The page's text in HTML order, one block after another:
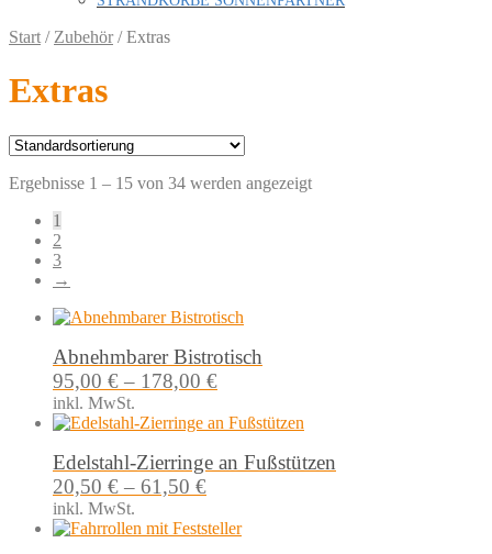
Start / Zubehör/Extras
Extras
Ergebnisse 1 – 15 von 34 werden angezeigt
1
2
3
→
Abnehmbarer Bistrotisch
95,00 € – 178,00 €
inkl. MwSt.
Edelstahl-Zierringe an Fußstützen
20,50 € – 61,50 €
inkl. MwSt.